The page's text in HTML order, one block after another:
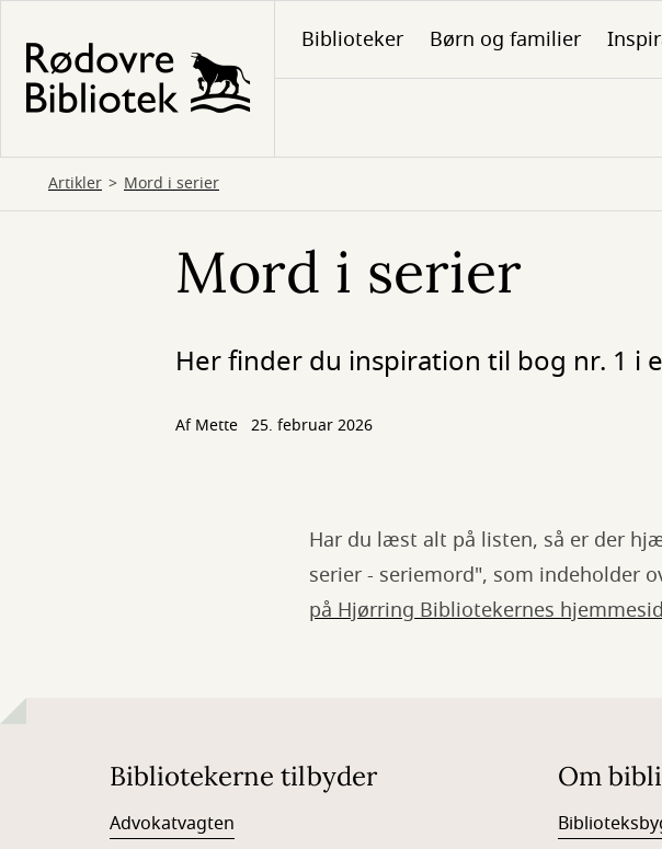
hovedindhold
Biblioteker Børn og familier
Artikler Mord i serier
Mord i serier
Her finder du inspiration til bog nr. 1 i
AfMette 25. februar 2026
Har du læst alt på listen, så er der
serier - seriemord", som indeholder
på Hjørring Bibliotekernes
Bibliotekerne tilbyder
Advokatvagten
Om